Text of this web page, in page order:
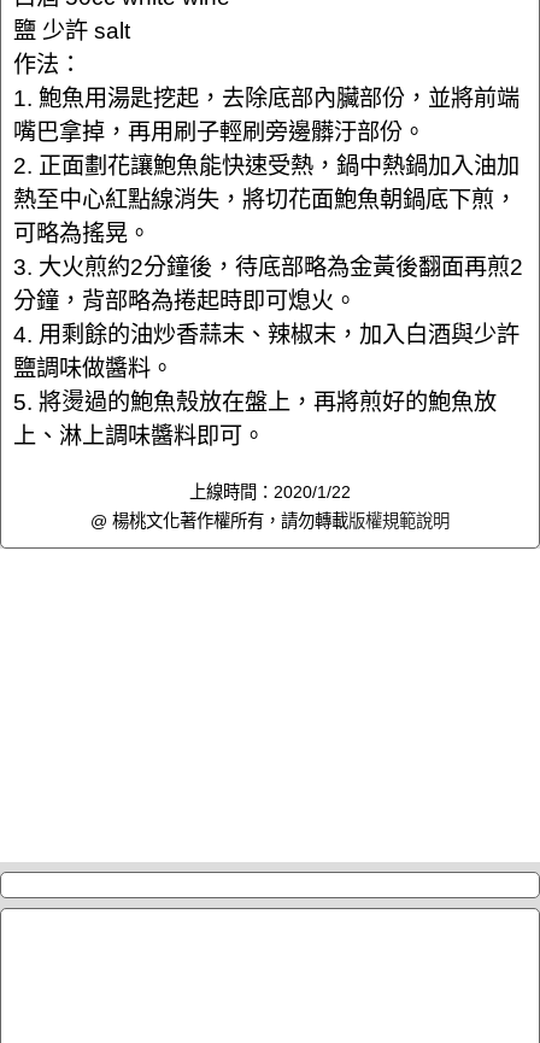
鹽 少許 salt
作法：
1. 鮑魚用湯匙挖起，去除底部內臟部份，並將前端
嘴巴拿掉，再用刷子輕刷旁邊髒汙部份。
2. 正面劃花讓鮑魚能快速受熱，鍋中熱鍋加入油加
熱至中心紅點線消失，將切花面鮑魚朝鍋底下煎，
可略為搖晃。
3. 大火煎約2分鐘後，待底部略為金黃後翻面再煎2
分鐘，背部略為捲起時即可熄火。
4. 用剩餘的油炒香蒜末、辣椒末，加入白酒與少許
鹽調味做醬料。
5. 將燙過的鮑魚殼放在盤上，再將煎好的鮑魚放
上、淋上調味醬料即可。
上線時間：2020/1/22
@ 楊桃文化著作權所有，請勿轉載版權規範說明